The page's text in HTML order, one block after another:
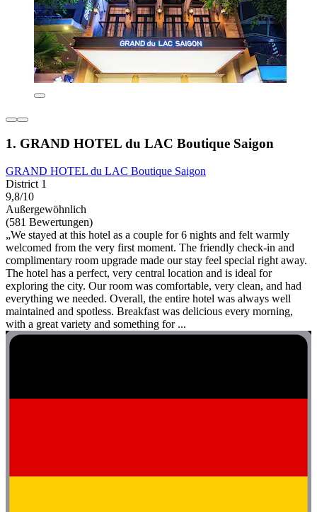
1. GRAND HOTEL du LAC Boutique Saigon
GRAND HOTEL du LAC Boutique Saigon
District 1
9,8/10
Außergewöhnlich
(581 Bewertungen)
„We stayed at this hotel as a couple for 6 nights and felt warmly
welcomed from the very first moment. The friendly check-in and
complimentary room upgrade made our stay feel special right away.
The hotel has a perfect, very central location and is ideal for
exploring the city. Our room was comfortable, very clean, and had
everything we needed. Overall, the entire hotel was always well
maintained and spotless. Breakfast was delicious every morning,
with a great variety and something for ...